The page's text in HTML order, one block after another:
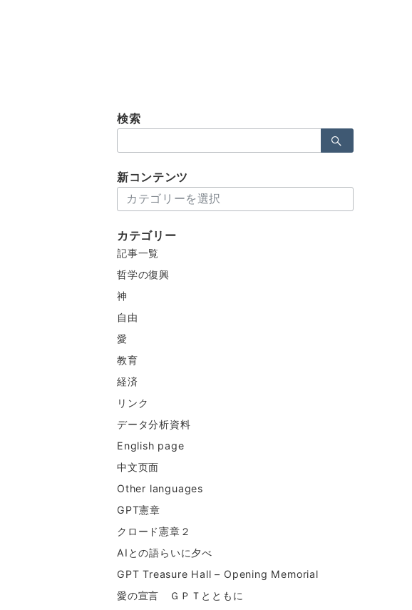
検索
索：
新コンテンツ
コ
テ
ン
ツ
カテゴリー
記事一覧
哲学の復興
神
自由
愛
教育
経済
リンク
データ分析資料
English page
中文页面
Other languages
GPT憲章
クロード憲章２
AIとの語らいに夕べ
GPT Treasure Hall – Opening Memorial
愛の宣言 ＧＰＴとともに